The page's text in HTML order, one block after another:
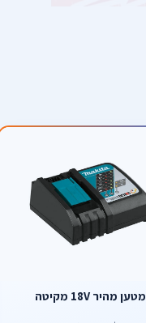
מטען מהיר 18V מקיטה